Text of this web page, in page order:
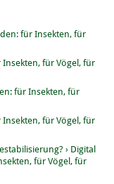
für Insekten, für
Insekten, für Vögel, für
für Insekten, für
Insekten, für Vögel, für
› Digital
für Vögel, für